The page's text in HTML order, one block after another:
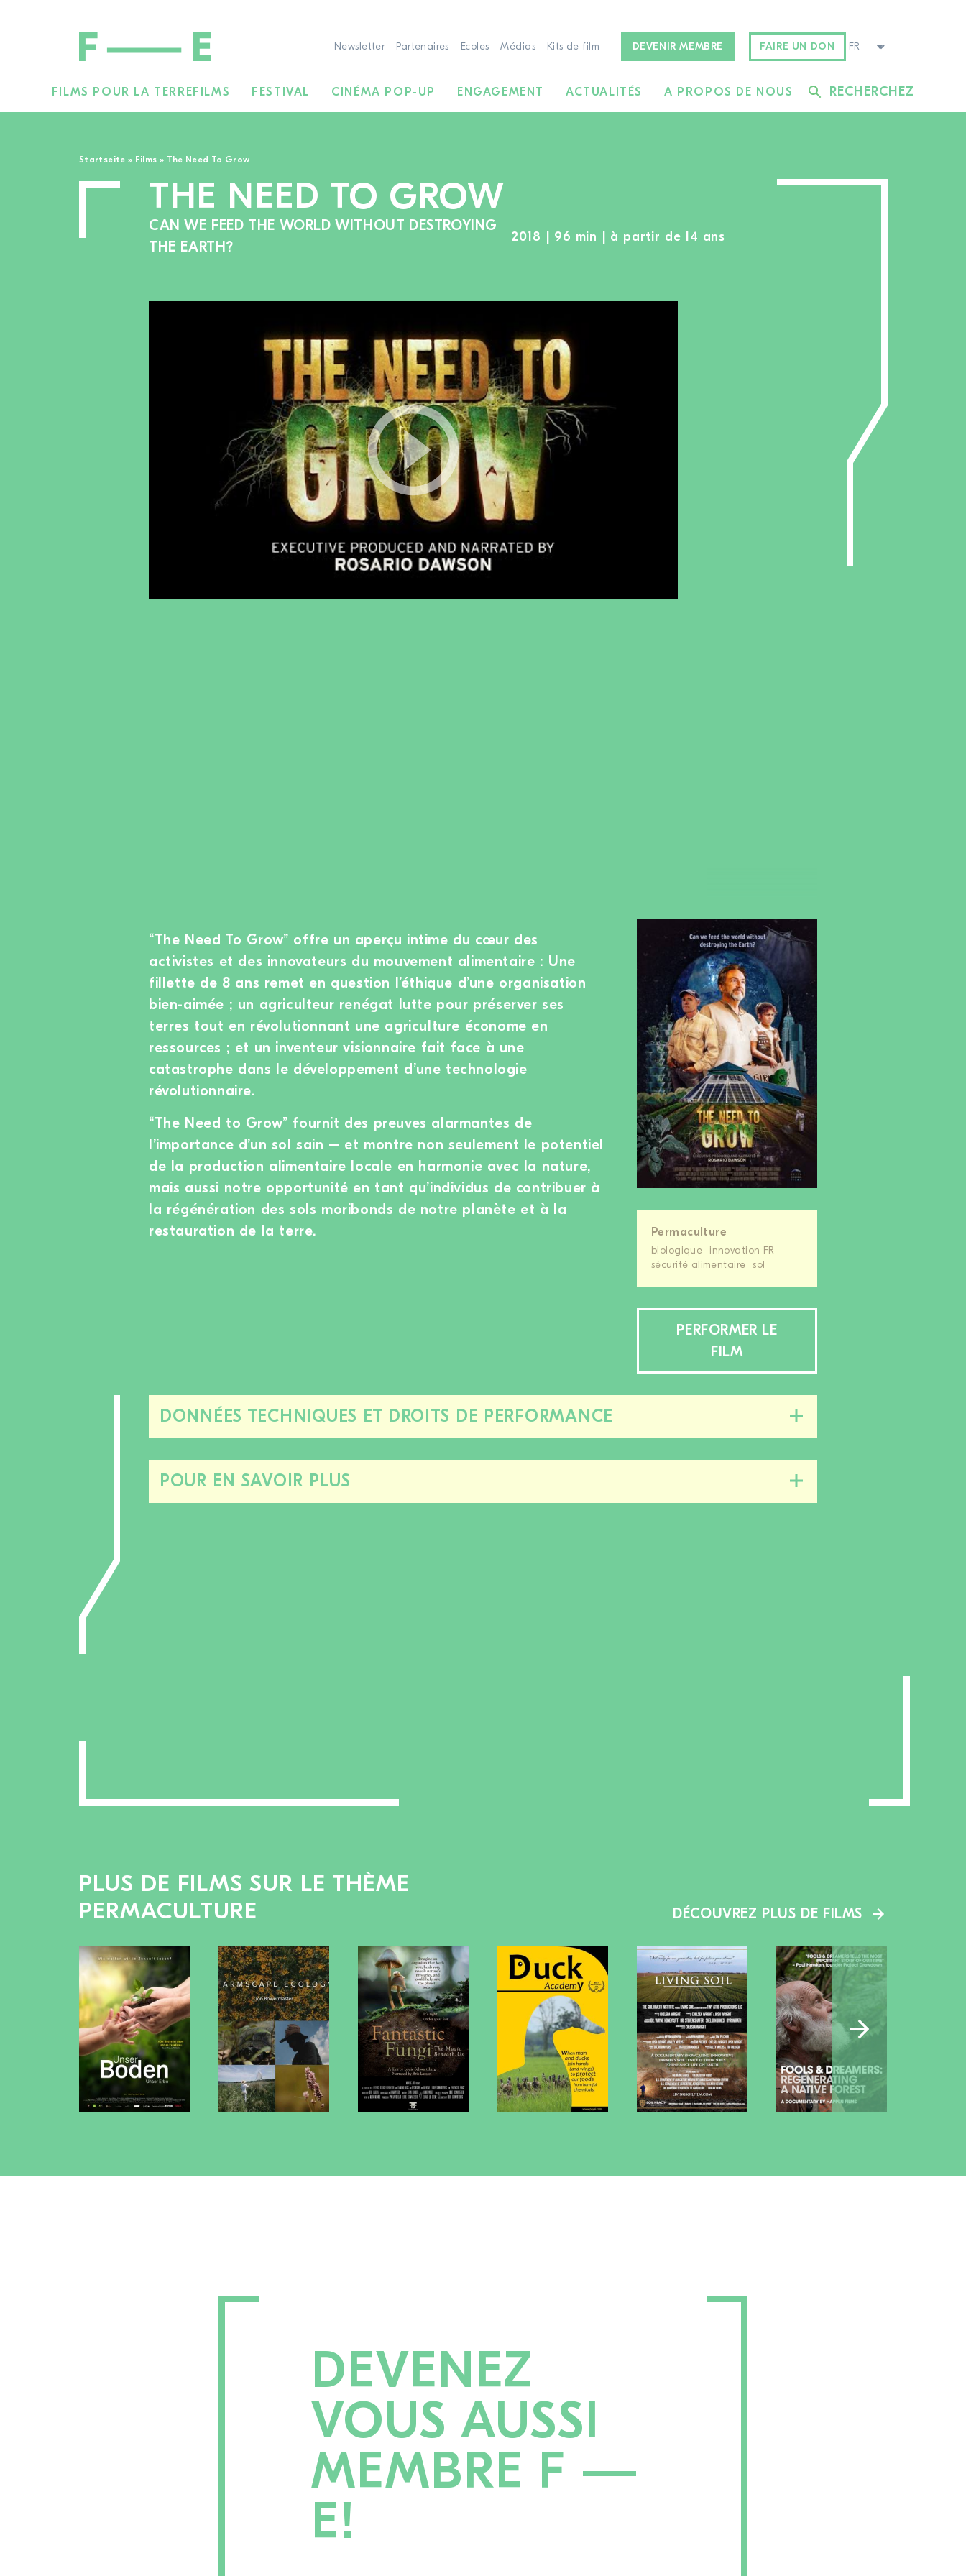
Newsletter Partenaires Ecoles Médias Kits de film DEVENIR MEMBRE FAIRE UN DON
FILMS POUR LA TERRE FILMS FESTIVAL CINÉMA POP-UP ENGAGEMENT ACTUALITÉS A PROPOS DE NOUS RECHERCHEZ
Startseite » Films » The Need To Grow
THE NEED TO GROW
CAN WE FEED THE WORLD WITHOUT DESTROYING
THE EARTH?
2018 | 96 min | à partir de 14 ans
Permaculture
biologique
innovation FR
sécurité alimentaire
sol
PERFORMER LE
FILM
“The Need To Grow” offre un aperçu intime du cœur des
activistes et des innovateurs du mouvement alimentaire : Une
fillette de 8 ans remet en question l’éthique d’une organisation
bien-aimée ; un agriculteur renégat lutte pour préserver ses
terres tout en révolutionnant une agriculture économe en
ressources ; et un inventeur visionnaire fait face à une
catastrophe dans le développement d’une technologie
révolutionnaire.
“The Need to Grow” fournit des preuves alarmantes de
l’importance d’un sol sain – et montre non seulement le potentiel
de la production alimentaire locale en harmonie avec la nature,
mais aussi notre opportunité en tant qu’individus de contribuer à
la régénération des sols moribonds de notre planète et à la
restauration de la terre.
DONNÉES TECHNIQUES ET DROITS DE PERFORMANCE
Fermer/ouvrir
cette
section
POUR EN SAVOIR PLUS
cette
PLUS DE FILMS SUR LE THÈME
PERMACULTURE
DÉCOUVREZ PLUS DE FILMS
DEVENEZ
VOUS AUSSI
MEMBRE F —
E!